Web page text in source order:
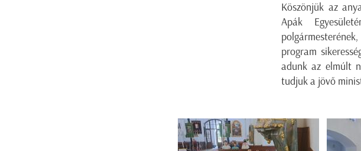
Köszönjük az
Apák
program
adunk az elmúlt
tudjuk a jövő